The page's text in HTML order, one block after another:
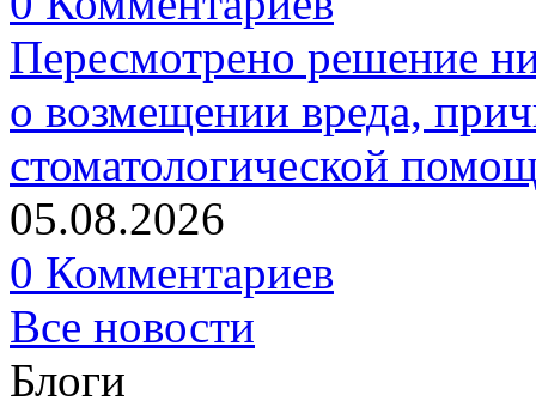
Пересмотрено решение
о возмещении вреда,
стоматологической
05.08.2026
0 Комментариев
Все новости
Блоги